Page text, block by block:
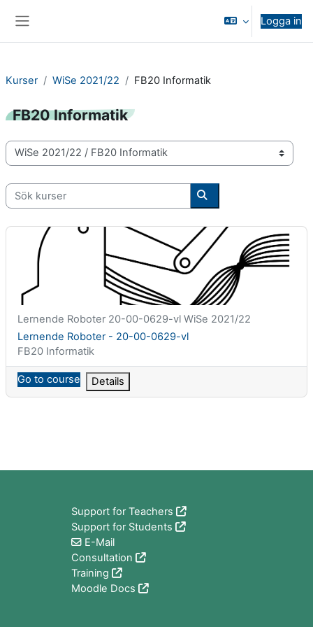
Logga in
Kurser WiSe 2021/22 FB20 Informatik
FB20 Informatik
Kurskategorier
Sök kurser
Sök kurser
Lernende Roboter - 20-00-0629-vl
Kortnamn för kurs
Lernende Roboter 20-00-0629-vl WiSe 2021/22
Kursnamn
Lernende Roboter - 20-00-0629-vl
Kurskategori
FB20 Informatik
Go to course Details
Support for Teachers
Support for Students
E-Mail
Consultation
Training
Moodle Docs